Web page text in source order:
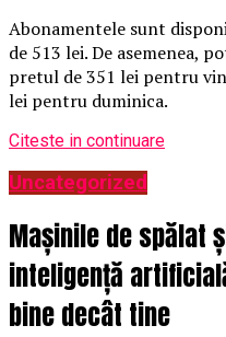
Abonamentele sunt
de 513 lei. De asemenea,
pretul de 351 lei pentru
lei pentru duminica.
Citeste in continuare
Uncategorized
Mașinile de spălat
inteligență
bine decât tine